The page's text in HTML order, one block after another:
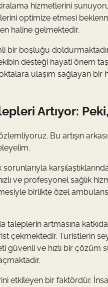
hizmetlerini
optimize etmesi
haline gelmektedir.
boşluğu doldurmaktadır.
desteği hayati önem
ulaşım sağlayan bir
Artıyor:
Bu artışın
ve profesyonel sağlık
birlikte özel
taleplerin artmasına katkıda
çekmektedir. Turistlerin
güvenli ve hızlı bir çözüm
etkileyen bir faktördür.